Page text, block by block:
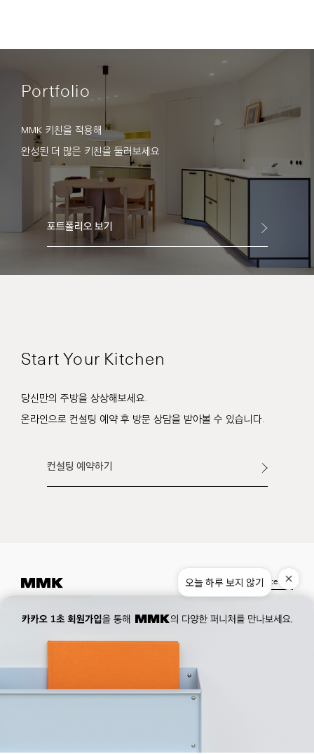
Portfolio
MMK 키친을 적용해
완성된 더 많은 키친을 둘러보세요
포트폴리오 보기
Start Your Kitchen
당신만의 주방을 상상해보세요.
온라인으로 컨설팅 예약 후 방문 상담을 받아볼 수 있습니다.
컨설팅 예약하기
대표자 : 박기민 사업자 등록번호 : 821-86-02281
Museum. 02. 777. 5887 Office.02. 777. 5778
177, Duteopbawi-ro, Yongsan-gu, Seoul, Korea
Official : hello@mmk-seoul.com
Instagram Pinterest
오늘 하루 보지 않기